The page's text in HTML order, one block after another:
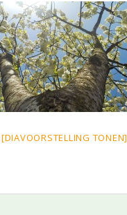
[DIAVOORSTELLING TONEN]